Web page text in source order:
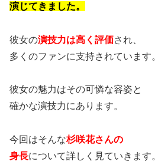
演じてきました。
彼女の演技力は高く評価され、
多くのファンに支持されています。
彼女の魅力はその可憐な容姿と
確かな演技力にあります。
今回はそんな杉咲花さんの
身長について詳しく見ていきます。